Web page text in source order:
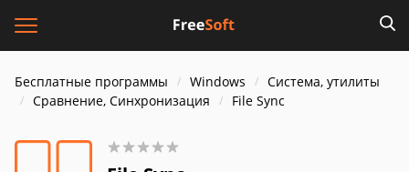
Бесплатные программы Windows
Система, утилиты
Сравнение, Синхронизация
File Sync